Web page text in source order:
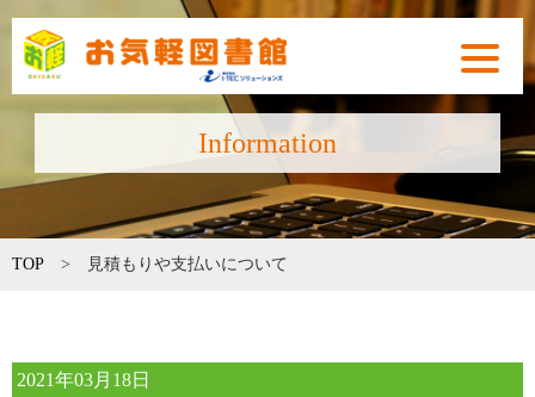
toggle
Information
TOP > 見積もりや支払いについて
2021年03月18日